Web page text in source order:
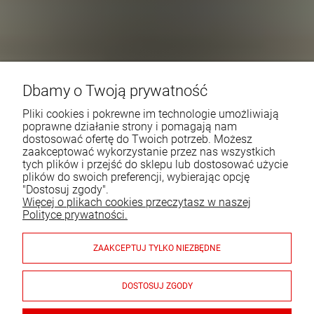
Dbamy o Twoją prywatność
Pliki cookies i pokrewne im technologie umożliwiają
poprawne działanie strony i pomagają nam
dostosować ofertę do Twoich potrzeb. Możesz
zaakceptować wykorzystanie przez nas wszystkich
tych plików i przejść do sklepu lub dostosować użycie
plików do swoich preferencji, wybierając opcję
"Dostosuj zgody".
Więcej o plikach cookies przeczytasz w naszej
Polityce prywatności.
ZAAKCEPTUJ TYLKO NIEZBĘDNE
DOSTOSUJ ZGODY